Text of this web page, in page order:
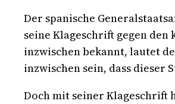
Der spanische
seine Klageschrift gegen
inzwischen bekannt, lautet
inzwischen sein, dass dieser
Doch mit seiner Klageschrift